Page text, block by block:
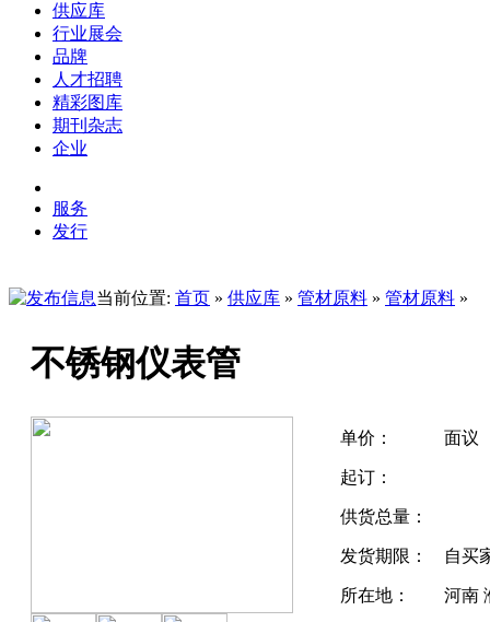
供应库
行业展会
品牌
人才招聘
精彩图库
期刊杂志
企业
服务
发行
当前位置: 首页 » 供应库 » 管材原料 » 管材原料 »
不锈钢仪表管
单价： 面议
起订：
供货总量：
发货期限： 自买
所在地： 河南